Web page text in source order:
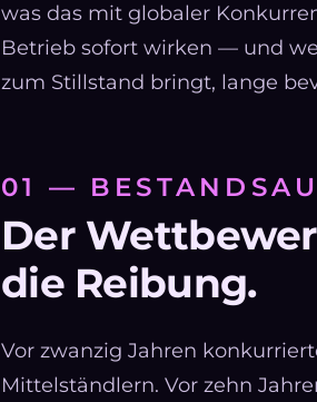
was das mit globaler
Betrieb sofort wirken — und
zum Stillstand bringt, lange
01 —
Der
die Reibung.
Vor zwanzig Jahren
Mittelständlern. Vor zehn